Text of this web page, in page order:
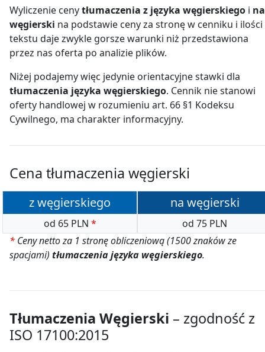
Wyliczenie cenytłumaczenia z języka węgierskiego i na
węgierski na podstawie ceny za stronę w cenniku i ilości
tekstu daje zwykle gorsze warunki niż przedstawiona
przez nas oferta po analizie plików.
Niżej podajemy więc jedynie orientacyjne stawki dla
tłumaczenia języka węgierskiego. Cennik nie stanowi
oferty handlowej w rozumieniu art. 66 §1 Kodeksu
Cywilnego, ma charakter informacyjny.
Cena tłumaczenia węgierski
z węgierskiego
od 65 PLN *
na węgierski
od 75 PLN
* Ceny netto za 1 stronę obliczeniową (1500 znaków ze
spacjami) tłumaczenia języka węgierskiego.
Tłumaczenia Węgierski – zgodność z
ISO 17100:2015